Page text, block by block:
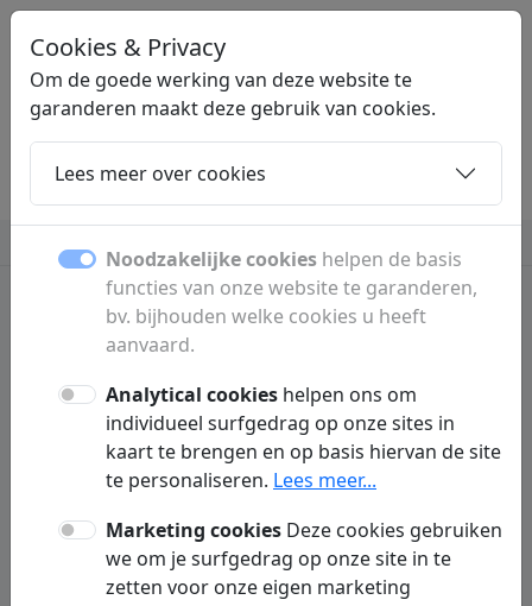
LINKPLEK.NL
Home Dochters Contact
Dochterpagina's
Ontdek alle subpagina's en rubrieken.
Cookies & Privacy
Om de goede werking van deze website te
garanderen maakt deze gebruik van cookies.
Lees meer over cookies
Noodzakelijke cookies helpen de basis
functies van onze website te garanderen,
bv. bijhouden welke cookies u heeft
aanvaard.
Analytical cookies helpen ons om
individueel surfgedrag op onze sites in
kaart te brengen en op basis hiervan de site
te personaliseren. Lees meer...
Marketing cookies Deze cookies gebruiken
we om je surfgedrag op onze site in te
zetten voor onze eigen marketing